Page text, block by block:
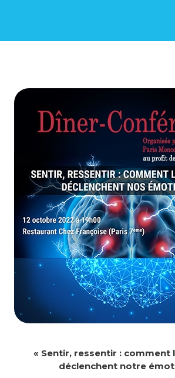
« Sentir, ressentir : comment
déclenchent notre